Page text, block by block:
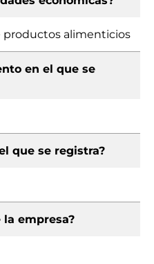
productos alimenticios
en el que se
que se registra?
la empresa?